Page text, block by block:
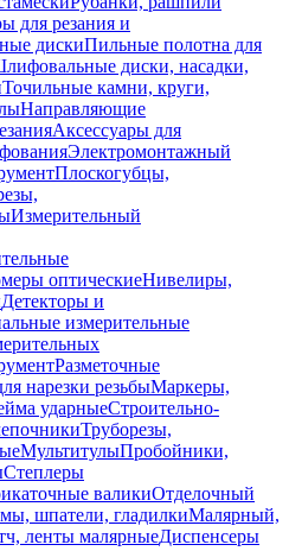
для резания и
дискиПильные полотна для
диски, насадки,
Точильные камни, круги,
Направляющие
Аксессуары для
Электромонтажный
Плоскогубцы,
Измерительный
оптическиеНивелиры,
Детекторы и
измерительные
Разметочные
нарезки резьбыМаркеры,
ударныеСтроительно-
Труборезы,
МультитулыПробойники,
Степлеры
валикиОтделочный
шпатели, гладилкиМалярный,
ленты малярныеДиспенсеры